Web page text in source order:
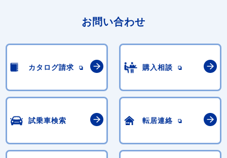
お問い合わせ
カタログ請求 購入相談
試乗車検索 転居連絡